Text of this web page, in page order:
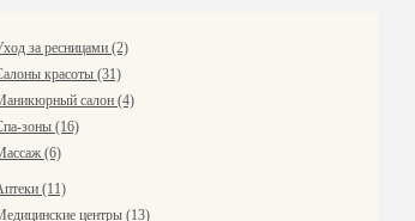
за ресницами (2)
красоты (31)
салон (4)
зоны (16)
(6)
(11)
центры (13)